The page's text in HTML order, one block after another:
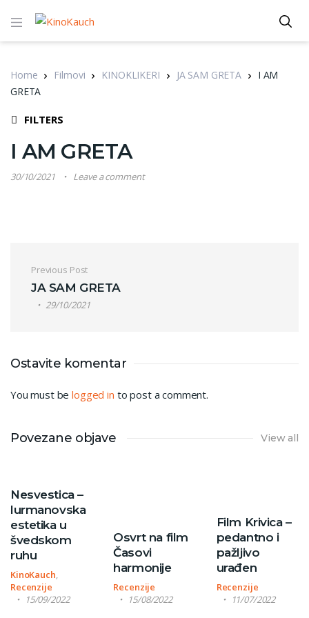
Home Filmovi KINOKLIKERI JA SAM GRETA
I AM
GRETA
FILTERS
I AM GRETA
30/10/2021 Leave a comment
Post navigation
Previous Post
JA SAM GRETA
29/10/2021
Ostavite komentar
You must belogged in to post a comment.
Povezane objave View all
Nesvestica –
lurmanovska
estetika u
švedskom
ruhu
KinoKauch,
Recenzije
15/09/2022
Osvrt na film
Časovi
harmonije
Recenzije
15/08/2022
Film Krivica –
pedantno i
pažljivo
urađen
Recenzije
11/07/2022